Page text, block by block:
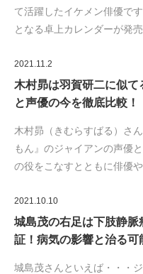
て活躍したイケメン俳優で
となる卓上カレンダーが発
2021.11.2
木村昴は羽賀研二に似
と声優の今を徹底比較！
木村昴（きむらすばる）さ
もん』のジャイアンの声優
の役をこなすとともに俳優
2021.10.10
城島茂の右足は下肢静
証！病気の影響と治る可
城島茂さんといえば・・・